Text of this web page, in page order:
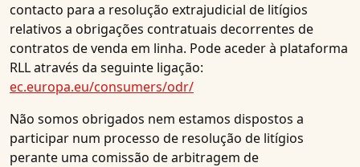
contacto para a resolução extrajudicial de litígios
relativos a obrigações contratuais decorrentes de
contratos de venda em linha. Pode aceder à plataforma
RLL através da seguinte ligação:
ec.europa.eu/consumers/odr/
Não somos obrigados nem estamos dispostos a
participar num processo de resolução de litígios
perante uma comissão de arbitragem de